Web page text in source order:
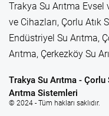
Trakya Su Arıtma
ve Cihazları, Çorlu Atık
Endüstriyel Su Arıtma,
Arıtma, Çerkezköy Su
Trakya Su Arıtma - Çorlu
Arıtma Sistemleri
© 2024 - Tüm hakları saklıdır.